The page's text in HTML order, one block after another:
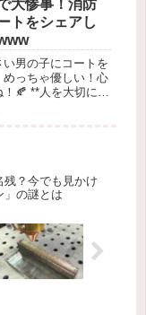
気づいたところに
大惨事！消防
トをシェアし
男の子にコートを
っちゃ優しい！心
🍂 **人を大切にす
残？今でも見かけ
」の謎とは